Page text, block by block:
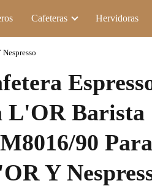
Cafeteras Hervidoras
L'OR Barista
90 Para
Y